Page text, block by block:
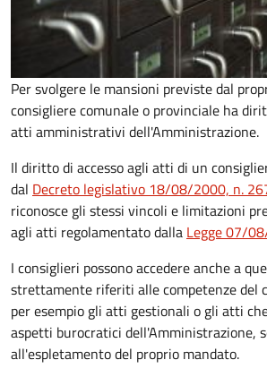
Per svolgere le mansioni previste dal
consigliere comunale o provinciale ha
atti amministrativi dell'Amministrazione.
Il diritto di accesso agli atti di un
dal Decreto legislativo 18/08/2000, n.
riconosce gli stessi vincoli e limitazioni
agli atti regolamentato dalla Legge 07/
I consiglieri possono accedere anche a
strettamente riferiti alle competenze del
per esempio gli atti gestionali o gli atti
aspetti burocratici dell'Amministrazione,
all'espletamento del proprio mandato.